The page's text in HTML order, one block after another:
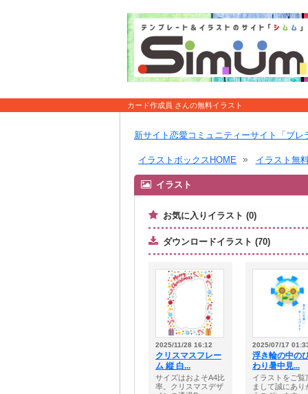
カード作成員 さんの無料イラスト
新サイト恋愛コミュニティーサイト「ブレ
イラストボックスHOME イラスト無
イラスト
お気に入りイラスト (0)
ダウンロードイラスト (70)
2025/11/28 16:12
クリスマスフレー
ム 縦 白...
サイズはおよそA4比
率。クリスマスデザ
2025/07/17
浮き輪の中の
わり暑中見...
イラストをご覧
まして誠にあり